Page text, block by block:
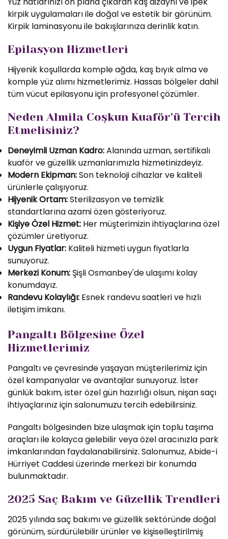
kirpik uygulamaları ile doğal ve estetik bir görünüm.
Kirpik laminasyonu ile bakışlarınıza derinlik katın.
Epilasyon Hizmetleri
Hijyenik koşullarda komple ağda, kaş bıyık alma ve
komple yüz alımı hizmetlerimiz. Hassas bölgeler dahil
tüm vücut epilasyonu için profesyonel çözümler.
Neden Almila Coşkun Kuaför'ü Tercih
Etmelisiniz?
Deneyimli Uzman Kadro:Alanında uzman, sertifikalı
kuaför ve güzellik uzmanlarımızla hizmetinizdeyiz.
Modern Ekipman:Son teknoloji cihazlar ve kaliteli
ürünlerle çalışıyoruz.
Hijyenik Ortam:Sterilizasyon ve temizlik
standartlarına azami özen gösteriyoruz.
Kişiye Özel Hizmet: Her müşterimizin ihtiyaçlarına özel
çözümler üretiyoruz.
Uygun Fiyatlar: Kaliteli hizmeti uygun fiyatlarla
sunuyoruz.
Merkezi Konum: Şişli Osmanbey'de ulaşımı kolay
konumdayız.
Randevu Kolaylığı: Esnek randevu saatleri ve hızlı
iletişim imkanı.
Pangaltı Bölgesine Özel
Hizmetlerimiz
Pangaltı ve çevresinde yaşayan müşterilerimiz için
özel kampanyalar ve avantajlar sunuyoruz. İster
günlük bakım, ister özel gün hazırlığı olsun, nişan saçı
ihtiyaçlarınız için salonumuzu tercih edebilirsiniz.
Pangaltı bölgesinden bize ulaşmak için toplu taşıma
araçları ile kolayca gelebilir veya özel aracınızla park
imkanlarından faydalanabilirsiniz. Salonumuz, Abide-i
Hürriyet Caddesi üzerinde merkezi bir konumda
bulunmaktadır.
2025 Saç Bakım ve Güzellik Trendleri
2025 yılında saç bakımı ve güzellik sektöründe doğal
görünüm, sürdürülebilir ürünler ve kişiselleştirilmiş